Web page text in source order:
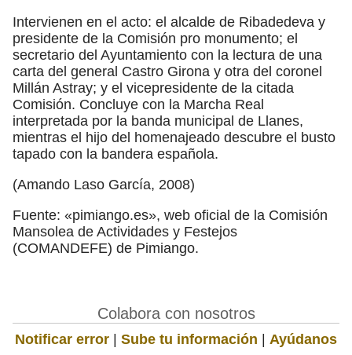
Intervienen en el acto: el alcalde de Ribadedeva y
presidente de la Comisión pro monumento; el
secretario del Ayuntamiento con la lectura de una
carta del general Castro Girona y otra del coronel
Millán Astray; y el vicepresidente de la citada
Comisión. Concluye con la Marcha Real
interpretada por la banda municipal de Llanes,
mientras el hijo del homenajeado descubre el busto
tapado con la bandera española.
(Amando Laso García, 2008)
Fuente: «pimiango.es», web oficial de la Comisión
Mansolea de Actividades y Festejos
(COMANDEFE) de Pimiango.
Colabora con nosotros
Notificar error | Sube tu información | Ayúdanos